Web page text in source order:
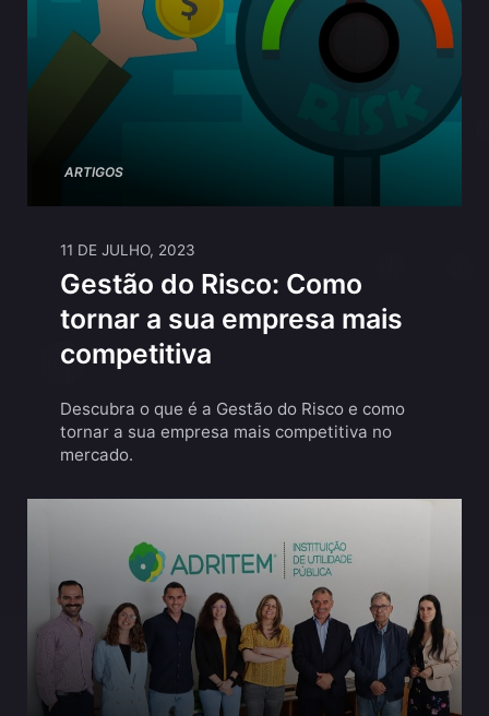
ARTIGOS
11 DE JULHO, 2023
Gestão do Risco: Como
tornar a sua empresa mais
competitiva
Descubra o que é a Gestão do Risco e como
tornar a sua empresa mais competitiva no
mercado.